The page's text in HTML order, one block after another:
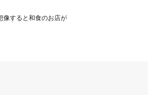
像すると和食のお店が